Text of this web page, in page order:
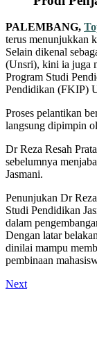
PALEMBANG,
terus menunjukkan
Selain dikenal
(Unsri), kini ia juga
Program Studi
Pendidikan (FKIP)
Proses pelantikan
langsung dipimpin
Dr Reza Resah
sebelumnya
Jasmani.
Penunjukan Dr
Studi Pendidikan
dalam
Dengan latar
dinilai mampu
pembinaan
Next